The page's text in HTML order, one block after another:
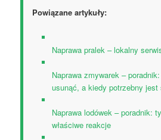
Powiązane artykuły:
Naprawa pralek – lokalny
Naprawa zmywarek –
usunąć, a kiedy potrzebny jest
Naprawa lodówek – poradnik:
właściwe reakcje